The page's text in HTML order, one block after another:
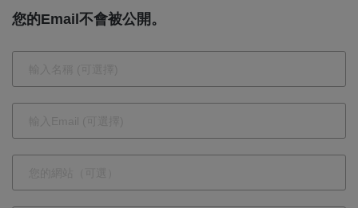
史與空間再
生多元樣貌
矽谷半導體
供應鏈
您的Email不會被公開。